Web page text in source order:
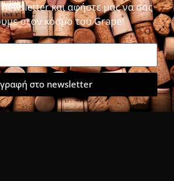
newsletter και αφήστε μας να σας
στον κόσμο του Grape!
στο newsletter